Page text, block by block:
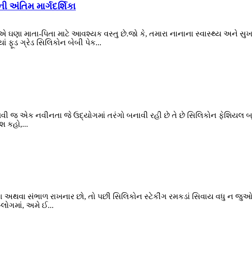
માર્ગદર્શિકા
માતા-પિતા માટે આવશ્યક વસ્તુ છે.જો કે, તમારા નાનાના સ્વાસ્થ્ય અને
ગ્રેડ સિલિકોન બેબી પેક...
જ એક નવીનતા જે ઉદ્યોગમાં તરંગો બનાવી રહી છે તે છે સિલિકોન ફેશિયલ
કહો,...
અથવા સંભાળ રાખનાર છો, તો પછી સિલિકોન સ્ટેકીંગ રમકડાં સિવાય વધુ ન
અમે ઈ...